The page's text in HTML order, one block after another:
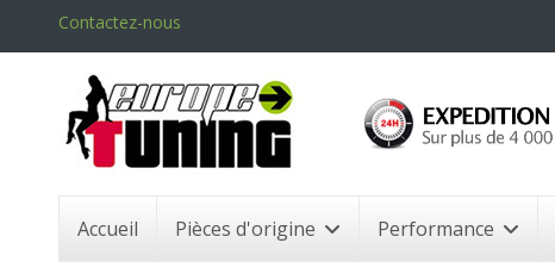
Contactez-nous
Accueil Pièces d'origine Performance